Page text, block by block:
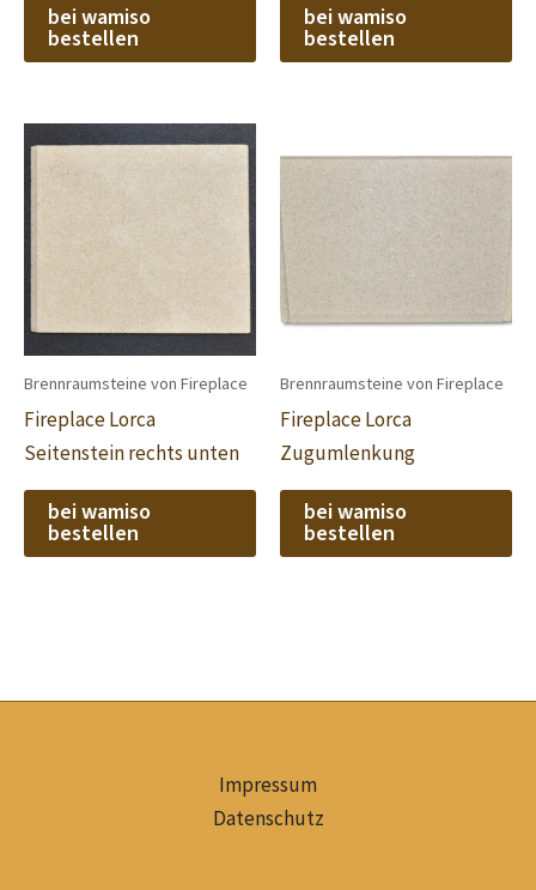
bei wamiso
bestellen
bei wamiso
bestellen
Brennraumsteine von Fireplace
Fireplace Lorca
Seitenstein rechts unten
bei wamiso
bestellen
Brennraumsteine von Fireplace
Fireplace Lorca
Zugumlenkung
bei wamiso
bestellen
Impressum
Datenschutz